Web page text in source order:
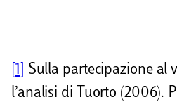
[1]
Sulla partecipazione al
l’analisi di Tuorto (2006).